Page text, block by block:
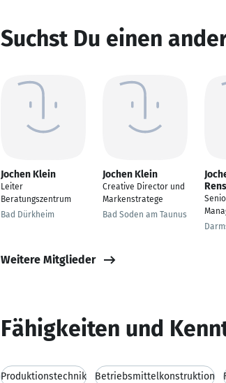
Suchst Du einen
Jochen Klein
Leiter
Beratungszentrum
Bad Dürkheim
Jochen Klein
Creative Director und
Markenstratege
Bad Soden am Taunus
Weitere Mitglieder
Fähigkeiten und
Produktionstechnik Betriebsmittelkonstruktion